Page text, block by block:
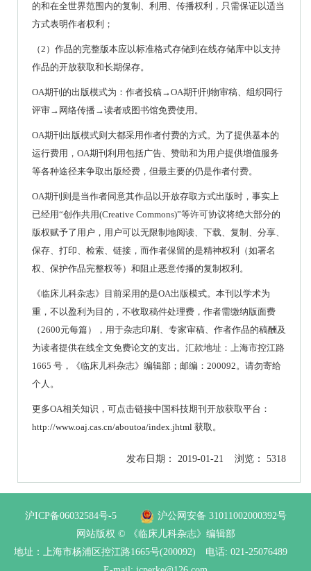
的和在全世界范围内的复制、利用、传播权利，只需保证以适当
方式表明作者权利；
（2 ）作品的完整版本应以标准格式存储到在线存储库中以支持
作品的开放获取和长期保存。
OA期刊的出版模式为：作者投稿→OA期刊刊物审稿、组织同行
评审→ 网络传播 →读者或图书馆免费使用。
OA期刊出版模式则大都采用作者付费的方式。为了提供基本的
运行费用， OA期刊利用包括广告、赞助和为用户提供增值服务
等各种途径来争取出版经费，但最主要的仍是作者付费。
OA期刊则是当作者同意其作品以开放存取方式出版时，事实上
已经用“创作共用(Creative Commons)”等许可协议将绝大部分的
版权赋予了用户，用户可以无限制地阅读、下载、复制、分享、
保存、打印、检索、链接，而作者保留的是精神权利（如署名
权、保护作品完整权等）和阻止恶意传播的复制权利。
《临床儿科杂志》目前采用的是OA出版模式。 本刊以学术为
重，不以盈利为目的，不收取稿件处理费，作者需缴纳版面费
（2600元每篇），用于杂志印刷、专家审稿、作者作品的稿酬及
为读者提供在线全文免费论文的支出。汇款地址：上海市控江路
1665 号，《临床儿科杂志》编辑部；邮编：200092。请勿寄给
个人。
更多OA相关知识，可点击链接中国科技期刊开放获取平台：
http://www.oaj.cas.cn/aboutoa/index.jhtml 获取。
发布日期： 2019-01-21 浏览： 5318
沪ICP备06032584号-5
沪公网安备 31011002000392号
网站版权 © 《临床儿科杂志》编辑部
地址：上海市杨浦区控江路1665号(200092) 电话: 021-25076489